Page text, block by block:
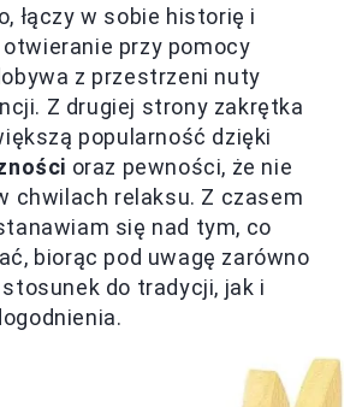
łączy w sobie historię i
przy pomocy
z przestrzeni nuty
Z drugiej strony zakrętka
popularność dzięki
oraz pewności, że nie
chwilach relaksu. Z czasem
się nad tym, co
biorąc pod uwagę zarówno
do tradycji, jak i